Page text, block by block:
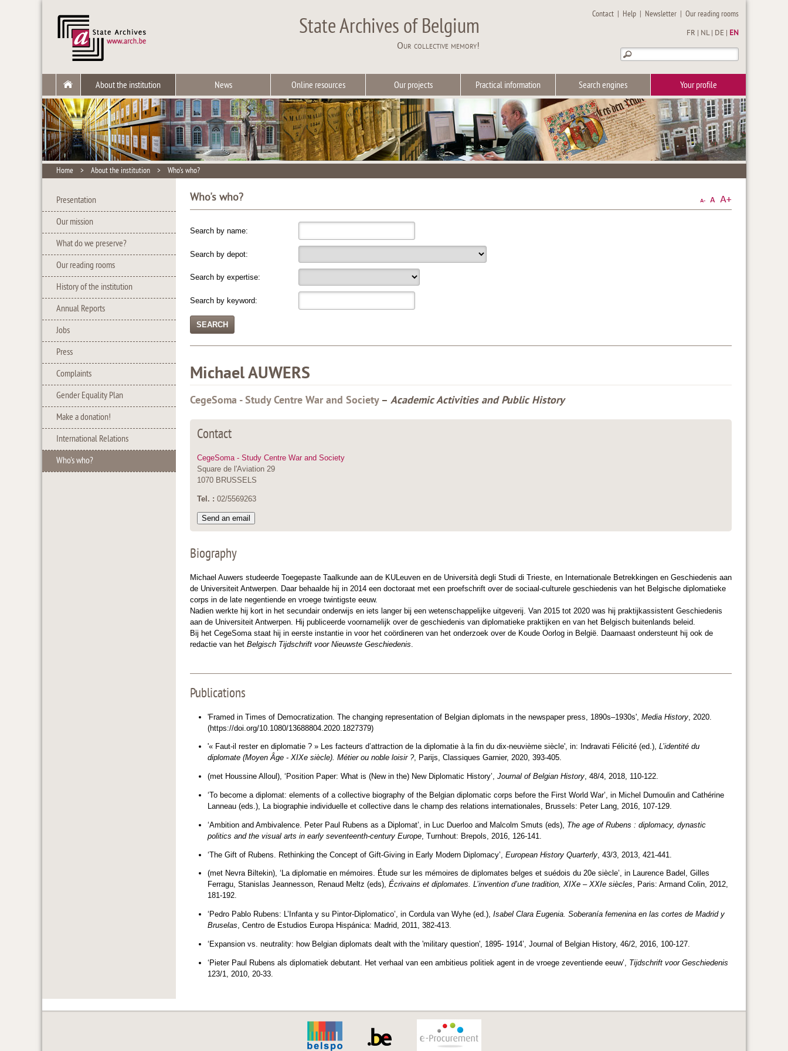
State Archives of Belgium
Our collective memory!
Contact | Help | Newsletter |Our reading rooms
FR NL| DE EN
About the institution News Online resources Our projects Practical information Search engines Your profile
Home > About the institution > Who's who?
Presentation
Our mission
What do we preserve?
Our reading rooms
History of the institution
Annual Reports
Jobs
Press
Complaints
Gender Equality Plan
Make a donation!
International Relations
Who's who?
Who's who?
Search by name:
Search by depot:
Search by expertise:
Search by keyword:
MichaelAUWERS
CegeSoma - Study Centre War and Society– Academic Activities and Public History
Contact
CegeSoma - Study Centre War and Society
Square de l'Aviation 29
1070 BRUSSELS
Tel. : 02/5569263
Send an email
Biography
Michael Auwers studeerde Toegepaste Taalkunde aan de KULeuven en de Università degli Studi di Trieste, en Internationale Betrekkingen en Geschiedenis aan
de Universiteit Antwerpen. Daar behaalde hij in 2014 een doctoraat met een proefschrift over de sociaal-culturele geschiedenis van het Belgische diplomatieke
corps in de late negentiende en vroege twintigste eeuw.
Nadien werkte hij kort in het secundair onderwijs en iets langer bij een wetenschappelijke uitgeverij. Van 2015 tot 2020 was hij praktijkassistent Geschiedenis
aan de Universiteit Antwerpen. Hij publiceerde voornamelijk over de geschiedenis van diplomatieke praktijken en van het Belgisch buitenlands beleid.
Bij het CegeSoma staat hij in eerste instantie in voor het coördineren van het onderzoek over de Koude Oorlog in België. Daarnaast ondersteunt hij ook de
redactie van het Belgisch Tijdschrift voor Nieuwste Geschiedenis
Publications
'Framed in Times of Democratization. The changing representation of Belgian diplomats in the newspaper press, 1890s–1930s', Media History , 2020.
(https://doi.org/10.1080/13688804.2020.1827379)
'« Faut-il rester en diplomatie ? » Les facteurs ­d’attraction de la diplomatie à la fin du dix-neuvième siècle', in: Indravati Félicité (ed.), L’identité du
diplomate (Moyen Âge - XIXe siècle). Métier ou noble loisir ?, Parijs, Classiques Garnier, 2020, 393-405.
(met Houssine Alloul), ‘Position Paper: What is (New in the) New Diplomatic History’, Journal of Belgian History, 48/4, 2018, 110-122.
‘To become a diplomat: elements of a collective biography of the Belgian diplomatic corps before the First World War’, in Michel Dumoulin and Cathérine
Lanneau (eds.), La biographie individuelle et collective dans le champ des relations internationales, Brussels: Peter Lang, 2016, 107-129.
‘Ambition and Ambivalence. Peter Paul Rubens as a Diplomat’, in Luc Duerloo and Malcolm Smuts (eds), The age of Rubens : diplomacy, dynastic
politics and the visual arts in early seventeenth-century Europe , Turnhout: Brepols, 2016, 126-141.
‘The Gift of Rubens. Rethinking the Concept of Gift-Giving in Early Modern Diplomacy’, European History Quarterly , 43/3, 2013, 421-441.
(met Nevra Biltekin), ‘La diplomatie en mémoires. Étude sur les mémoires de diplomates belges et suédois du 20e siècle’, in Laurence Badel, Gilles
Ferragu, Stanislas Jeannesson, Renaud Meltz (eds), Écrivains et diplomates. L’invention d’une tradition, XIXe – XXIe siècles, Paris: Armand Colin, 2012,
181-192.
‘Pedro Pablo Rubens: L’Infanta y su Pintor-Diplomatico’, in Cordula van Wyhe (ed.), Isabel Clara Eugenia. Soberanía femenina en las cortes de Madrid y
Bruselas, Centro de Estudios Europa Hispánica: Madrid, 2011, 382-413.
‘Expansion vs. neutrality: how Belgian diplomats dealt with the 'military question', 1895- 1914’, Journal of Belgian History, 46/2, 2016, 100-127.
‘Pieter Paul Rubens als diplomatiek debutant. Het verhaal van een ambitieus politiek agent in de vroege zeventiende eeuw’, Tijdschrift voor Geschiedenis
123/1, 2010, 20-33.